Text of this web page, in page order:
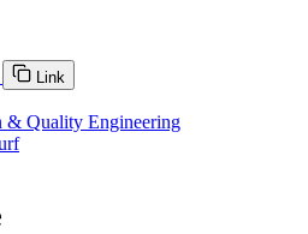
Link
& Quality Engineering